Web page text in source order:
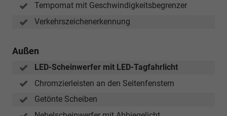
Tempomat mit Geschwindigkeitsbegrenzer
Verkehrszeichenerkennung
Außen
LED-Scheinwerfer mit LED-Tagfahrlicht
Chromzierleisten an den Seitenfenstern
Getönte Scheiben